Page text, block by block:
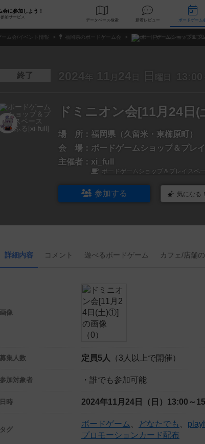
会に参加しよう！
加サービス
データベース 検索 新着レビュー
ーム会/イベント情報 福岡県のボードゲーム会 ボードゲームショップ＆プ
終了 2024年 11 月 24 日 日 曜日 13:00
ドミニオン会[11月24日
場 所： 福岡県（久留米・東櫛原町）
会 場： ボードゲームショップ＆プレ
主催者： xi_full
ボードゲームショップ＆プレイスペ
参加する 気になる！
詳細内容 コメント 遊べるボードゲーム カフェ/店舗の
画像
募集人数 定員5人 （3人以上で開催）
参加対象者 ・誰でも参加可能
日時 2024年11月24日（日） 13:00～
タグ
ボードゲーム どなたでも
プロモーションカード配布